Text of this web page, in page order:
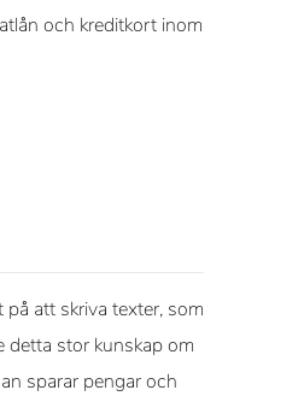
och kreditkort inom
att skriva texter, som
detta stor kunskap om
sparar pengar och